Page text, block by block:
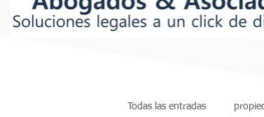
Todas las entradas